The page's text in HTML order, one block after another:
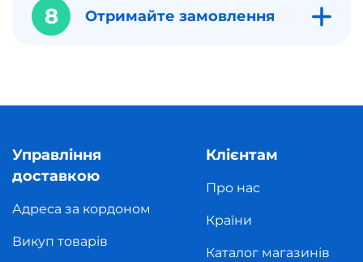
8 Отримайте замовлення
Управління
доставкою
Адреса за кордоном
Викуп товарів
Клієнтам
Про нас
Країни
Каталог магазинів